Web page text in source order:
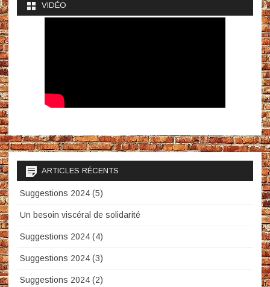
VIDÉO
ARTICLES RÉCENTS
Suggestions 2024 (5)
Un besoin viscéral de solidarité
Suggestions 2024 (4)
Suggestions 2024 (3)
Suggestions 2024 (2)